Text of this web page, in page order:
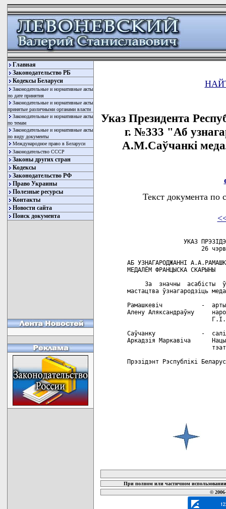
Главная
Законодательство РБ
Кодексы Беларуси
Законодательные и нормативные акты
по дате принятия
Законодательные и нормативные акты
принятые различными органами власти
Законодательные и нормативные акты
по темам
Законодательные и нормативные акты
по виду документы
Международное право в Беларуси
Законодательство СССР
Законы других стран
Кодексы
Законодательство РФ
Право Украины
Полезные ресурсы
Контакты
Новости сайта
Поиск документа
Указ Президента
г. №333 "Аб
А.М.Саўчанкi
Текст документа по
УКАЗ
26
АБ УЗНАГАРОДЖАННI
МЕДАЛЁМ ФРАНЦЫСКА СКАРЫНЫ
За  значны  асабiсты
мастацтва ўзнагародзiць
Рамашкевiч           -
Алену Аляксандраўну
Саўчанку             -
Аркадзiя Маркавiча
Прэзiдэнт Рэспублiкi
При полном или частичном
©